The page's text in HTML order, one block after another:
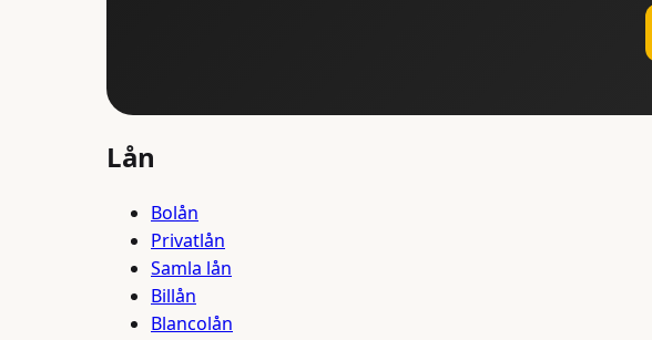
Lån
Bolån
Privatlån
Samla lån
Billån
Blancolån